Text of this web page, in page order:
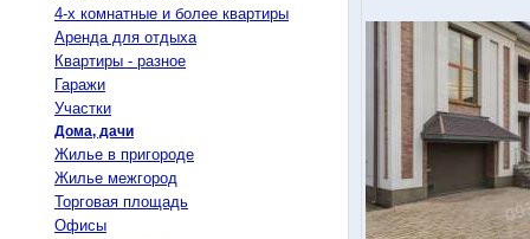
4-х комнатные и более квартиры
Аренда для отдыха
Квартиры - разное
Гаражи
Участки
Дома, дачи
Жилье в пригороде
Жилье межгород
Торговая площадь
Офисы